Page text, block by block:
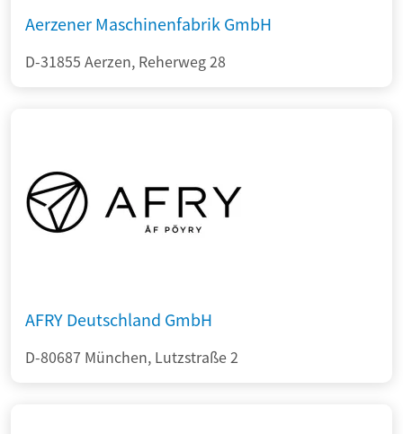
Aerzener Maschinenfabrik GmbH
D-31855 Aerzen, Reherweg 28
AFRY Deutschland GmbH
D-80687 München, Lutzstraße 2